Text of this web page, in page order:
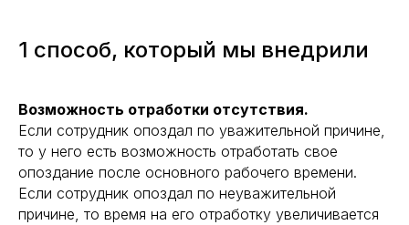
1 способ, который мы внедрили
Возможность отработки отсутствия.
Если сотрудник опоздал по уважительной причине,
то у него есть возможность отработать свое
опоздание после основного рабочего времени.
Если сотрудник опоздал по неуважительной
причине, то время на его отработку увеличивается